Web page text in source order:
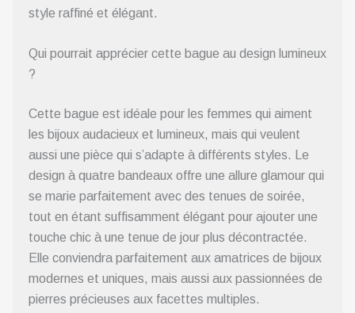
style raffiné et élégant.
Qui pourrait apprécier cette bague au design lumineux
?
Cette bague est idéale pour les femmes qui aiment
les bijoux audacieux et lumineux, mais qui veulent
aussi une pièce qui s’adapte à différents styles. Le
design à quatre bandeaux offre une allure glamour qui
se marie parfaitement avec des tenues de soirée,
tout en étant suffisamment élégant pour ajouter une
touche chic à une tenue de jour plus décontractée.
Elle conviendra parfaitement aux amatrices de bijoux
modernes et uniques, mais aussi aux passionnées de
pierres précieuses aux facettes multiples.